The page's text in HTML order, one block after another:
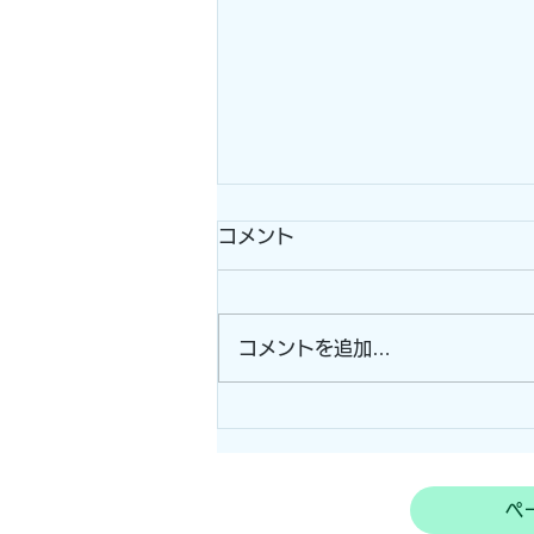
斜面に防草シート施工！（奈
コメント
コメントを追加…
ペ